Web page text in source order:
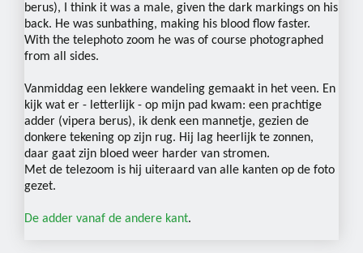
berus), I think it was a male, given the dark markings on his
back. He was sunbathing, making his blood flow faster.
With the telephoto zoom he was of course photographed
from all sides.
Vanmiddag een lekkere wandeling gemaakt in het veen. En
kijk wat er - letterlijk - op mijn pad kwam: een prachtige
adder (vipera berus), ik denk een mannetje, gezien de
donkere tekening op zijn rug. Hij lag heerlijk te zonnen,
daar gaat zijn bloed weer harder van stromen.
Met de telezoom is hij uiteraard van alle kanten op de foto
gezet.
De adder vanaf de andere kant.